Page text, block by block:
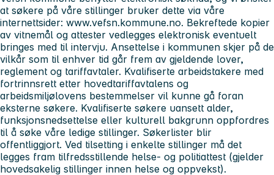
at søkere på våre stillinger bruker dette via våre
internettsider: www.vefsn.kommune.no. Bekreftede kopier
av vitnemål og attester vedlegges elektronisk eventuelt
bringes med til intervju. Ansettelse i kommunen skjer på de
vilkår som til enhver tid går frem av gjeldende lover,
reglement og tariffavtaler. Kvalifiserte arbeidstakere med
fortrinnsrett etter hovedtariffavtalens og
arbeidsmiljølovens bestemmelser vil kunne gå foran
eksterne søkere. Kvalifiserte søkere uansett alder,
funksjonsnedsettelse eller kulturell bakgrunn oppfordres
til å søke våre ledige stillinger. Søkerlister blir
offentliggjort. Ved tilsetting i enkelte stillinger må det
legges fram tilfredsstillende helse- og politiattest (gjelder
hovedsakelig stillinger innen helse og oppvekst).